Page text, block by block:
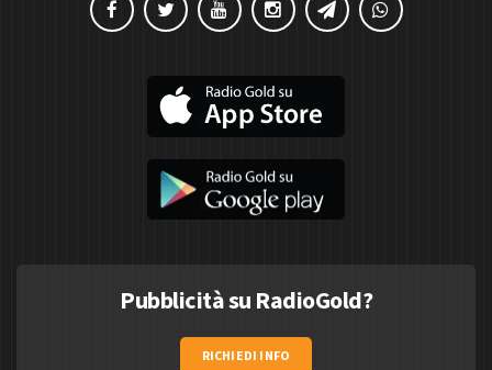
Pubblicità su RadioGold?
RICHIEDI INFO